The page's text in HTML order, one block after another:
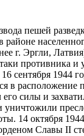
пешей
районе
г. Эргли,
противника и
сентября 1944
в расположение
силы и
уничтожили
14 октября
Славы II